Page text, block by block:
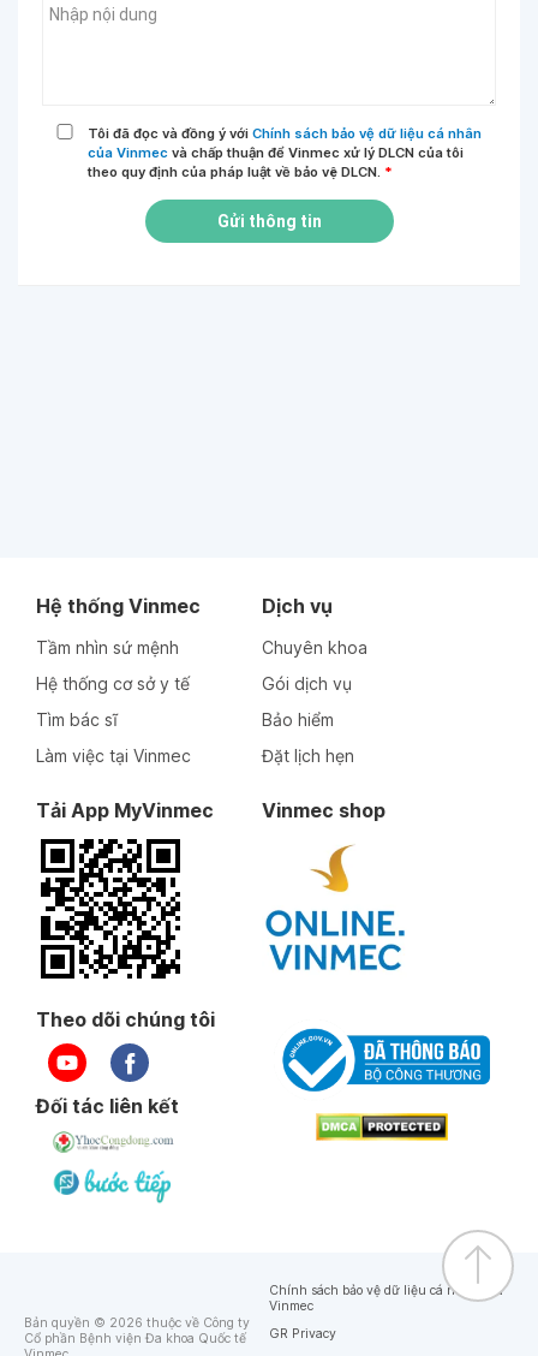
Tôi đã đọc và đồng ý với Chính sách bảo vệ dữ liệu cá nhân
của Vinmec và chấp thuận để Vinmec xử lý DLCN của tôi
theo quy định của pháp luật về bảo vệ DLCN. *
Gửi thông tin
Hệ thống Vinmec
Tầm nhìn sứ mệnh
Hệ thống cơ sở y tế
Tìm bác sĩ
Làm việc tại Vinmec
Dịch vụ
Chuyên khoa
Gói dịch vụ
Bảo hiểm
Đặt lịch hẹn
Tải App MyVinmec Vinmec shop
Theo dõi chúng tôi
Đối tác liên kết
Bản quyền © 2026 thuộc về Công ty
Cổ phần Bệnh viện Đa khoa Quốc tế
Chính sách bảo vệ dữ liệu cá nhân của
Vinmec
GR Privacy